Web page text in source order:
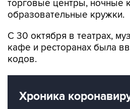
С 30 октября в театрах,
кодов.
Хроника